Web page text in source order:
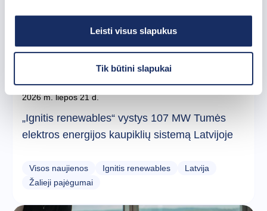
Leisti visus slapukus
Tik būtini slapukai
2026 m. liepos 21 d.
„Ignitis renewables“ vystys 107 MW Tumės
elektros energijos kaupiklių sistemą Latvijoje
Visos naujienos Ignitis renewables
Latvija
Žalieji pajėgumai